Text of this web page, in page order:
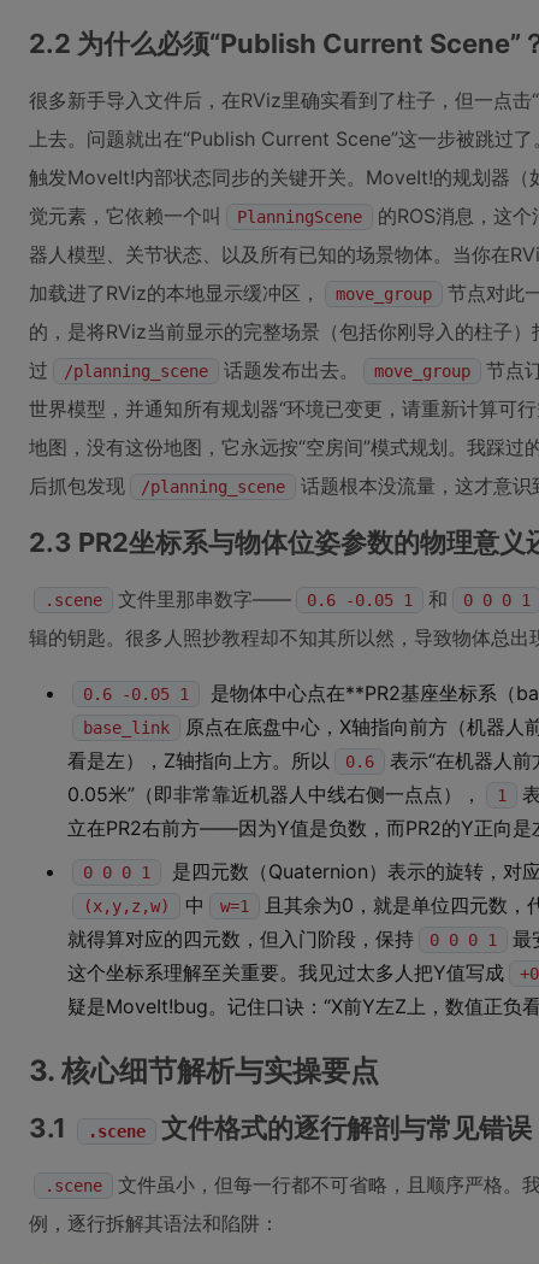
2.2 为什么必须“Publish Current Scene”
很多新手导入文件后，在RViz里确实看到了柱子，但一点
上去。问题就出在“Publish Current Scene”这一步被跳过
触发MoveIt!内部状态同步的关键开关。MoveIt!的规划器（
觉元素，它依赖一个叫
PlanningScene
的ROS消息，这个
器人模型、关节状态、以及所有已知的场景物体。当你在
加载进了RViz的本地显示缓冲区，
move_group
节点对此
的，是将RViz当前显示的完整场景（包括你刚导入的柱子）
过
/planning_scene 话题发布出去。 move_group
节点
世界模型，并通知所有规划器“环境已变更，请重新计算可
地图，没有这份地图，它永远按“空房间”模式规划。我踩
后抓包发现
/planning_scene 话题根本没流量，这才意
2.3 PR2坐标系与物体位姿参数的物理意义
.scene 文件里那串数字—— 0.6 -0.05 1 和 0 0 0 1
辑的钥匙。很多人照抄教程却不知其所以然，导致物体总
0.6 -0.05 1 是物体中心点在**PR2基座坐标系（
base_link
原点在底盘中心，X轴指向前方（机器人
看是左），Z轴指向上方。所以
0.6
表示“在机器人前
0.05米”（即非常靠近机器人中线右侧一点点），
1
立在PR2右前方——因为Y值是负数，而PR2的Y正向是
0 0 0 1 是四元数（Quaternion）表示的旋转，对
(x,y,z,w) 中 w=1
且其余为0，就是单位四元数，
就得算对应的四元数，但入门阶段，保持
0 0 0 1
最
这个坐标系理解至关重要。我见过太多人把Y值写成
疑是MoveIt!bug。记住口诀：“X前Y左Z上，数值正负
3. 核心细节解析与实操要点
3.1 .scene 文件格式的逐行解剖与常见错误
.scene
文件虽小，但每一行都不可省略，且顺序严格。
例，逐行拆解其语法和陷阱：